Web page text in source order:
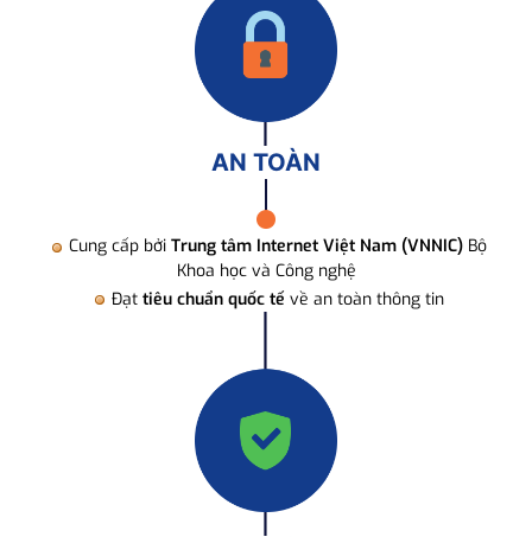
AN TOÀN
Cung cấp bởi Trung tâm Internet Việt Nam (VNNIC) Bộ
Khoa học và Công nghệ
Đạt tiêu chuẩn quốc tế về an toàn thông tin